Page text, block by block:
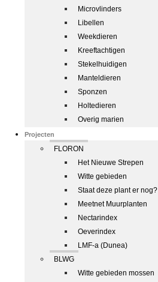
Microvlinders
Libellen
Weekdieren
Kreeftachtigen
Stekelhuidigen
Manteldieren
Sponzen
Holtedieren
Overig marien
Projecten
FLORON
Het Nieuwe Strepen
Witte gebieden
Staat deze plant er nog?
Meetnet Muurplanten
Nectarindex
Oeverindex
LMF-a (Dunea)
BLWG
Witte gebieden mossen